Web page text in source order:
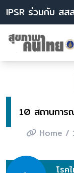
IPSR ร่วมกับ สส
10 สถานการ
Home /
โรค